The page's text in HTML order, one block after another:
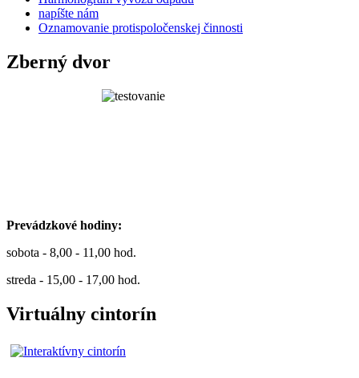
napíšte nám
Oznamovanie protispoločenskej činnosti
Zberný dvor
Prevádzkové hodiny:
sobota - 8,00 - 11,00 hod.
streda - 15,00 - 17,00 hod.
Virtuálny cintorín